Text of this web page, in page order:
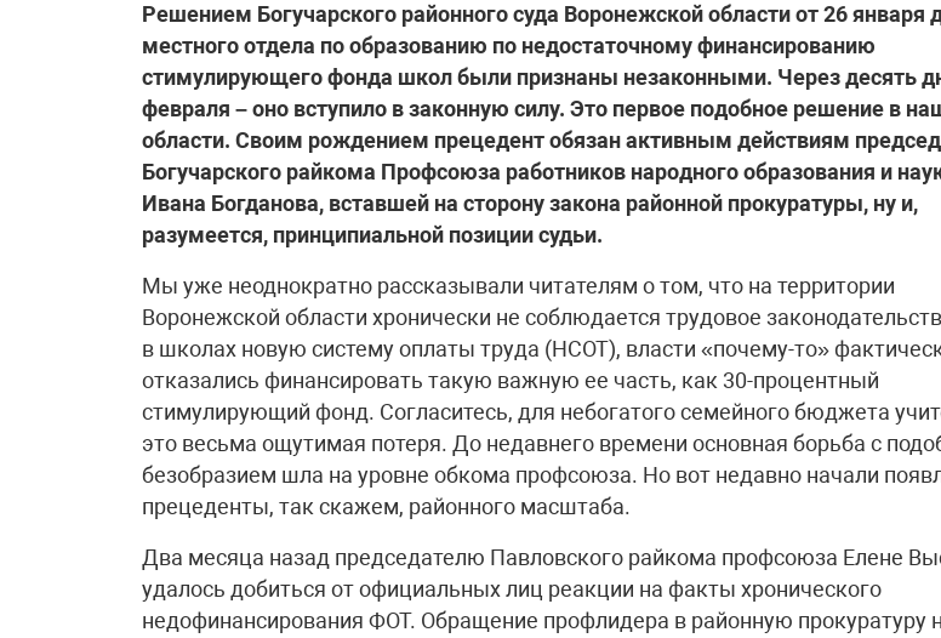
Решением Богучарского районного суда Воронежской области от 26 января
местного отдела по образованию по недостаточному финансированию
стимулирующего фонда школ были признаны незаконными. Через десять
февраля – оно вступило в законную силу. Это первое подобное решение в
области. Своим рождением прецедент обязан активным действиям
Богучарского райкома Профсоюза работников народного образования и
Ивана Богданова, вставшей на сторону закона районной прокуратуры, ну и,
разумеется, принципиальной позиции судьи.
Мы уже неоднократно рассказывали читателям о том, что на территории
Воронежской области хронически не соблюдается трудовое
в школах новую систему оплаты труда (НСОТ), власти «почему-то»
отказались финансировать такую важную ее часть, как 30-процентный
стимулирующий фонд. Согласитесь, для небогатого семейного бюджета
это весьма ощутимая потеря. До недавнего времени основная борьба с
безобразием шла на уровне обкома профсоюза. Но вот недавно начали
прецеденты, так скажем, районного масштаба.
Два месяца назад председателю Павловского райкома профсоюза Елене
удалось добиться от официальных лиц реакции на факты хронического
недофинансирования ФОТ. Обращение профлидера в районную прокуратуру